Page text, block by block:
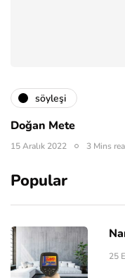
söyleşi
Doğan Mete
15 Aralık 2022 3 Mins
Popular
25